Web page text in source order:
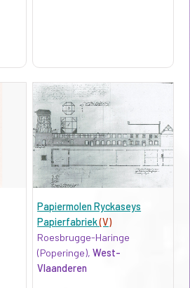
Papiermolen Ryckaseys
Papierfabriek(V)
Roesbrugge-Haringe
(Poperinge),West-
Vlaanderen